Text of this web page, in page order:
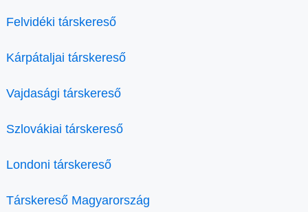
Felvidéki társkereső
Kárpátaljai társkereső
Vajdasági társkereső
Szlovákiai társkereső
Londoni társkereső
Társkereső Magyarország